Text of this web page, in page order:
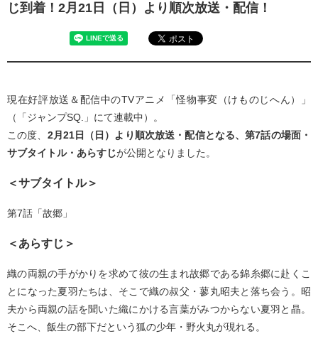
じ到着！2月21日（日）より順次放送・配信！
現在好評放送＆配信中のTVアニメ「怪物事変（けものじへん）」
（「ジャンプSQ.」にて連載中）。
この度、 2月21日（日）より順次放送・配信となる、第7話の場面・
サブタイトル・あらすじが公開となりました。
＜サブタイトル＞
第7話「故郷」
＜あらすじ＞
織の両親の手がかりを求めて彼の生まれ故郷である錦糸郷に赴くこ
とになった夏羽たちは、そこで織の叔父・蓼丸昭夫と落ち会う。昭
夫から両親の話を聞いた織にかける言葉がみつからない夏羽と晶。
そこへ、飯生の部下だという狐の少年・野火丸が現れる。